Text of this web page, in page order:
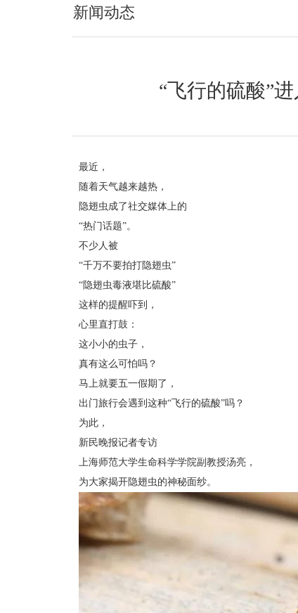
新闻动态
“飞行的硫酸”
最近，
随着天气越来越热，
隐翅虫成了社交媒体上的
“热门话题”。
不少人被
“千万不要拍打隐翅虫”
“隐翅虫毒液堪比硫酸”
这样的提醒吓到，
心里直打鼓：
这小小的虫子，
真有这么可怕吗？
马上就要五一假期了，
出门旅行会遇到这种“飞行的硫酸”吗？
为此，
新民晚报记者专访
上海师范大学生命科学学院副教授汤亮，
为大家揭开隐翅虫的神秘面纱。